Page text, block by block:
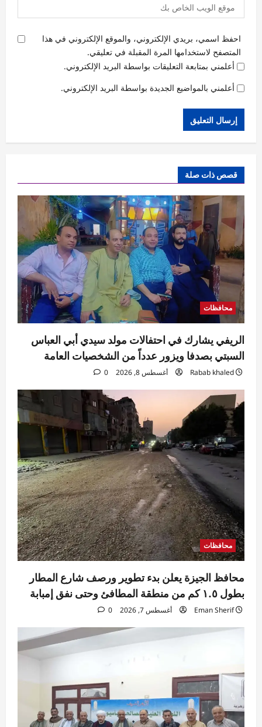
احفظ اسمي، بريدي الإلكتروني، والموقع الإلكتروني في هذا
المتصفح لاستخدامها المرة المقبلة في تعليقي.
أعلمني بمتابعة التعليقات بواسطة البريد الإلكتروني.
أعلمني بالمواضيع الجديدة بواسطة البريد الإلكتروني.
قصص ذات صلة
محافظات
الريفي يشارك في احتفالات مولد سيدي أبي العباس
السبتي بصدفا ويزور عدداً من الشخصيات العامة
Rabab khaled أغسطس 8, 2026 0
محافظات
محافظ الجيزة يعلن بدء تطوير ورصف شارع المطار
بطول ١.٥ كم من منطقة المطافئ وحتى نفق إمبابة
Eman Sherif أغسطس 7, 2026 0